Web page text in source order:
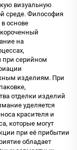
визуальную
среде. Философия
основе
на
при серийном
изделиям. При
отделки изделий
уделяется
красителя и
которые могут
при её прибытии
обладает